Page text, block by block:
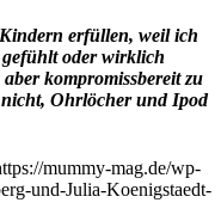
erfüllen, weil ich
oder wirklich
kompromissbereit zu
Ohrlöcher und Ipod
mummy-mag.de/wp-
und-Julia-Koenigstaedt-